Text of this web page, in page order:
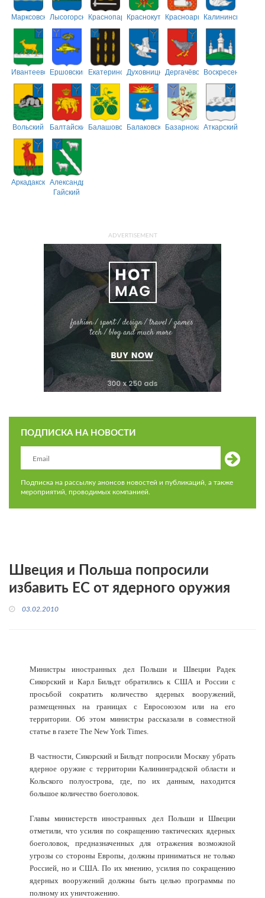
МарксовскийЛысогорскийКраснопартизанский
КраснокутскийКрасноармейский
Калининский
ИвантеевскийЕршовский ЕкатериновскийДуховницкийДергачёвскийВоскресенский
Вольский БалтайскийБалашовскийБалаковскийБазарнокарабулакский
Аткарский
АркадакскийАлександрово-
Гайский
ADVERTISEMENT
ПОДПИСКА НА НОВОСТИ
Подписка на рассылку анонсов новостей и публикаций, а также
мероприятий, проводимых компанией.
Швеция и Польша попросили
избавить ЕС от ядерного оружия
03.02.2010
Министры иностранных дел Польши и Швеции Радек
Сикорский и Карл Бильдт обратились к США и России с
просьбой сократить количество ядерных вооружений,
размещенных на границах с Евросоюзом или на его
территории. Об этом министры рассказали в совместной
статье в газете The New York Times.
В частности, Сикорский и Бильдт попросили Москву убрать
ядерное оружие с территории Калининградской области и
Кольского полуострова, где, по их данным, находится
большое количество боеголовок.
Главы министерств иностранных дел Польши и Швеции
отметили, что усилия по сокращению тактических ядерных
боеголовок, предназначенных для отражения возможной
угрозы со стороны Европы, должны приниматься не только
Россией, но и США. По их мнению, усилия по сокращению
ядерных вооружений должны быть целью программы по
полному их уничтожению.